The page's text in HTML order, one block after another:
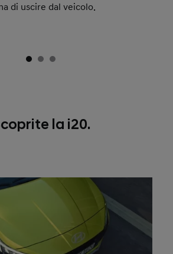
di uscire dal veicolo.
la i20.